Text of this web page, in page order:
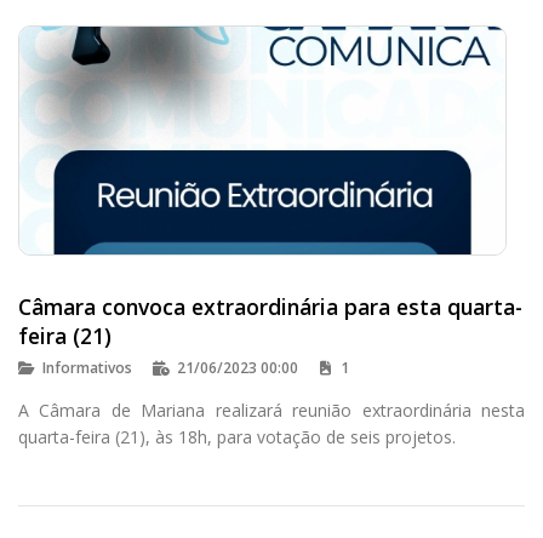
Câmara convoca extraordinária para esta quarta-
feira (21)
Informativos 21/06/2023 00:00 1
A Câmara de Mariana realizará reunião extraordinária nesta
quarta-feira (21), às 18h, para votação de seis projetos.